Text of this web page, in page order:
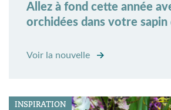
Allez à fond cette année
orchidées dans votre sapin
Voir la nouvelle
INSPIRATION